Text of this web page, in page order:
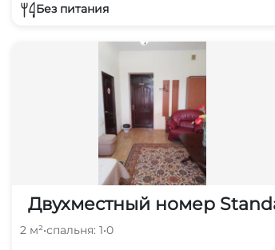
Без питания
Двухместный номер
2 м²•спальня: 1•0